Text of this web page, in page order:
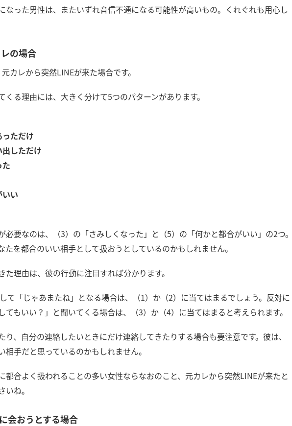
なった男性は、またいずれ音信不通になる可能性が高いもの。くれぐれも用心し
レの場合
カレから突然LINEが来た場合です。
くる理由には、大きく分けて5つのパターンがあります。
っただけ
出しただけ
た
いい
必要なのは、（3）の「さみしくなった」と（5）の「何かと都合がいい」の2つ。
たを都合のいい相手として扱おうとしているのかもしれません。
た理由は、彼の行動に注目すれば分かります。
て「じゃあまたね」となる場合は、（1）か（2）に当てはまるでしょう。反対に
てもいい？」と聞いてくる場合は、（3）か（4）に当てはまると考えられます。
り、自分の連絡したいときにだけ連絡してきたりする場合も要注意です。彼は、
相手だと思っているのかもしれません。
都合よく扱われることの多い女性ならなおのこと、元カレから突然LINEが来たと
いね。
会おうとする場合